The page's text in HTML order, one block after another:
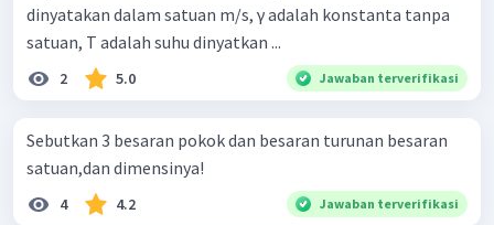
dinyatakan dalam satuan m/s, γ adalah konstanta tanpa
satuan, T adalah suhu dinyatkan ...
2 5.0 Jawaban terverifikasi
Sebutkan 3 besaran pokok dan besaran turunan besaran
satuan,dan dimensinya!
4 4.2 Jawaban terverifikasi